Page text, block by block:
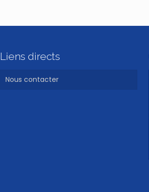
Liens directs
Nous contacter